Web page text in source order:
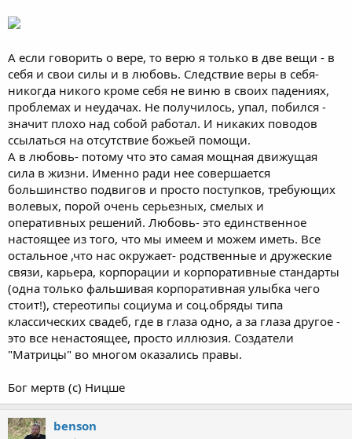
А если говорить о вере, то верю я только в две вещи - в
себя и свои силы и в любовь. Следствие веры в себя-
никогда никого кроме себя не виню в своих падениях,
проблемах и неудачах. Не получилось, упал, побился -
значит плохо над собой работал. И никаких поводов
ссылаться на отсутствие божьей помощи.
А в любовь- потому что это самая мощная движущая
сила в жизни. Именно ради нее совершается
большинство подвигов и просто поступков, требующих
волевых, порой очень серьезных, смелых и
оперативных решений. Любовь- это единственное
настоящее из того, что мы имеем и можем иметь. Все
остальное ,что нас окружает- родственные и дружеские
связи, карьера, корпорации и корпоративные стандарты
(одна только фальшивая корпоративная улыбка чего
стоит!), стереотипы социума и соц.обряды типа
классических свадеб, где в глаза одно, а за глаза другое -
это все ненастоящее, просто иллюзия. Создатели
"Матрицы" во многом оказались правы.
Бог мертв (с) Ницше
benson